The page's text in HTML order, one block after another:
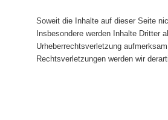
Soweit die Inhalte auf dieser Seite
Insbesondere werden Inhalte Dritter
Urheberrechtsverletzung
Rechtsverletzungen werden wir